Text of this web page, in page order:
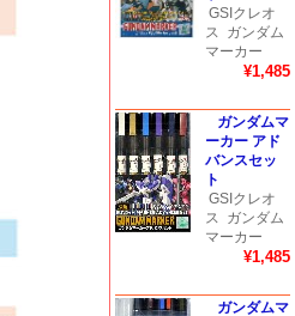
GSIクレオ
ス ガンダム
マーカー
¥1,485
ガンダムマ
ーカー アド
バンスセッ
ト
GSIクレオ
ス ガンダム
マーカー
¥1,485
ガンダムマ